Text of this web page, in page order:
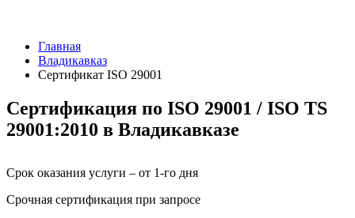
Главная
Владикавказ
Сертификат ISO 29001
Сертификация по ISO 29001 / ISO TS
29001:2010 в Владикавказе
Срок оказания услуги – от 1-го дня
Срочная сертификация при запросе